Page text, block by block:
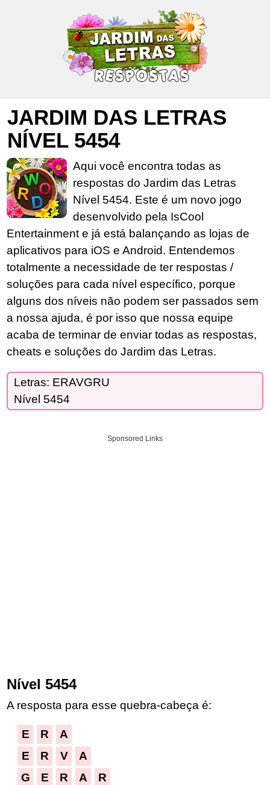
JARDIM DAS LETRAS
NÍVEL 5454
Aqui você encontra todas as
respostas do Jardim das Letras
Nível 5454. Este é um novo jogo
desenvolvido pela IsCool
Entertainment e já está balançando as lojas de
aplicativos para iOS e Android. Entendemos
totalmente a necessidade de ter respostas /
soluções para cada nível específico, porque
alguns dos níveis não podem ser passados sem
a nossa ajuda, é por isso que nossa equipe
acaba de terminar de enviar todas as respostas,
cheats e soluções do Jardim das Letras.
Letras: ERAVGRU
Nível 5454
Sponsored Links
Nível 5454
A resposta para esse quebra-cabeça é:
E R
A
E
R V
A
G
E R A
R